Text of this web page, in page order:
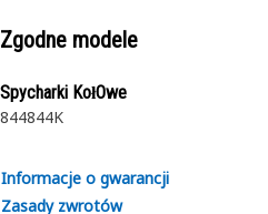
Zgodne modele
Spycharki KołOwe
844844K
Informacje o gwarancji
Zasady zwrotów